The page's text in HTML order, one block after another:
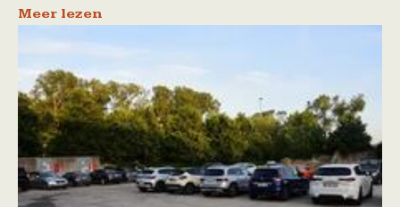
Meer lezen